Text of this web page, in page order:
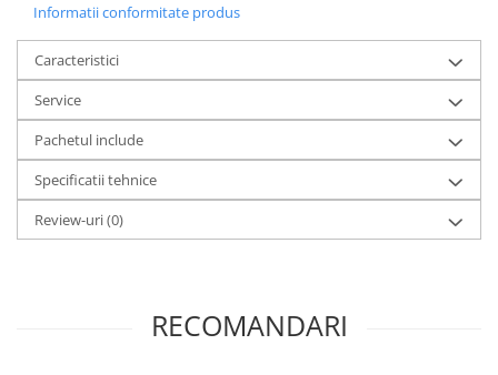
Informatii conformitate produs
Caracteristici
Service
Pachetul include
Specificatii tehnice
Review-uri(0)
RECOMANDARI